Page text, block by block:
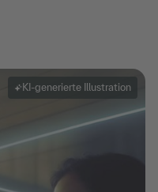
KI-generierte Illustration